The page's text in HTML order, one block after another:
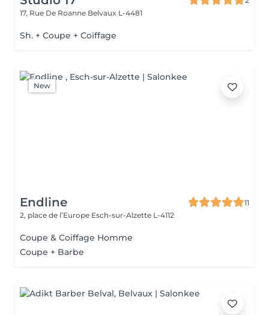
17, Rue De Roanne Belvaux L-4481
Sh. + Coupe + Coiffage
New
Endline
11
2, place de l’Europe Esch-sur-Alzette L-4112
Coupe & Coiffage Homme
Coupe + Barbe